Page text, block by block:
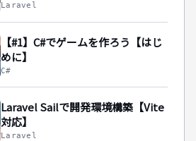
Laravel
【#1】C#でゲームを作ろう【はじ
めに】
C#
Laravel Sailで開発環境構築【Vite
対応】
Laravel